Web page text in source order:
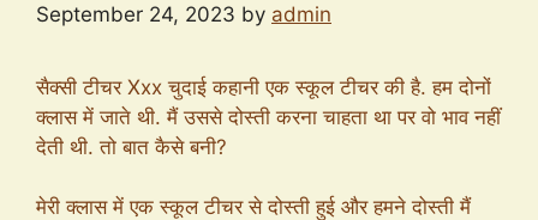
September 24, 2023 by admin
सैक्सी टीचर Xxx चुदाई कहानी एक स्कूल टीचर की है. हम दोनों
क्लास में जाते थी. मैं उससे दोस्ती करना चाहता था पर वो भाव नहीं
देती थी. तो बात कैसे बनी?
मेरी क्लास में एक स्कूल टीचर से दोस्ती हुई और हमने दोस्ती मैं